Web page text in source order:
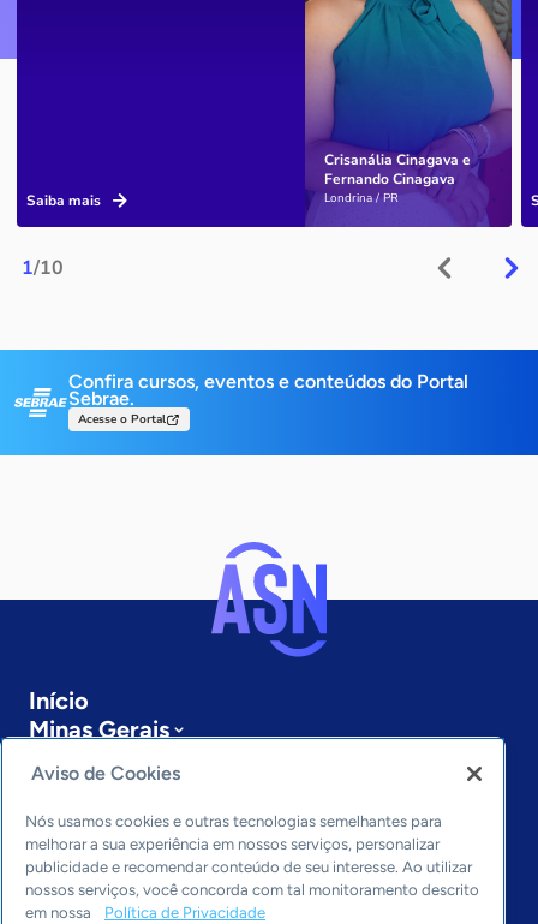
1/10
Crisanália Cinagava e
Fernando Cinagava
Londrina / PR
Saiba mais
Confira cursos, eventos e conteúdos do Portal
Sebrae.
Acesse o Portal
Início
Minas Gerais
Sobre a ASN
Últimas notícias
Entre em contato
Editorias
Economia & Política
Aviso de Cookies
Nós usamos cookies e outras tecnologias semelhantes para
melhorar a sua experiência em nossos serviços, personalizar
publicidade e recomendar conteúdo de seu interesse. Ao utilizar
nossos serviços, você concorda com tal monitoramento descrito
em nossa
Política de Privacidade